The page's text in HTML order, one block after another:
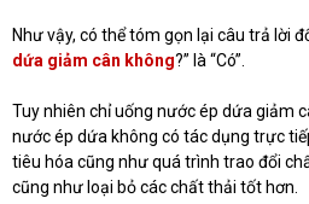
Như vậy, có thể tóm gọn lại câu trả lời
dứa giảm cân không?” là “Có”.
Tuy nhiên chỉ uống nước ép dứa giảm
nước ép dứa không có tác dụng trực
tiêu hóa cũng như quá trình trao đổi
cũng như loại bỏ các chất thải tốt hơn.